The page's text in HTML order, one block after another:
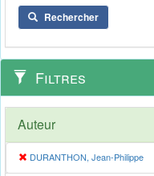
Rechercher
Filtres
Auteur
DURANTHON, Jean-Philippe